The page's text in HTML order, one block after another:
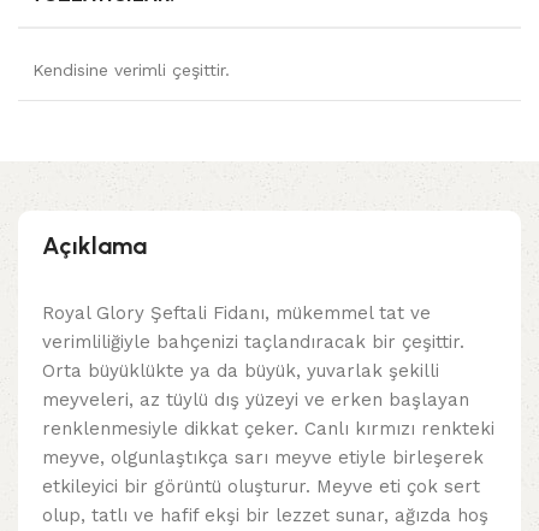
Kendisine verimli çeşittir.
Açıklama
Royal Glory Şeftali Fidanı, mükemmel tat ve
verimliliğiyle bahçenizi taçlandıracak bir çeşittir.
Orta büyüklükte ya da büyük, yuvarlak şekilli
meyveleri, az tüylü dış yüzeyi ve erken başlayan
renklenmesiyle dikkat çeker. Canlı kırmızı renkteki
meyve, olgunlaştıkça sarı meyve etiyle birleşerek
etkileyici bir görüntü oluşturur. Meyve eti çok sert
olup, tatlı ve hafif ekşi bir lezzet sunar, ağızda hoş